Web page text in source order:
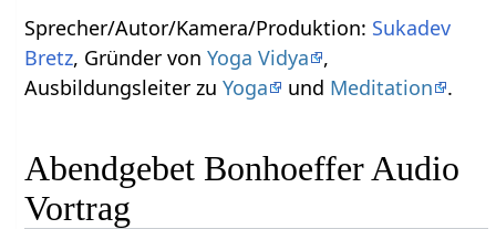
Sprecher/Autor/Kamera/Produktion: Sukadev
Bretz, Gründer vonYoga Vidya
,
Ausbildungsleiter zuYoga und Meditation .
Abendgebet Bonhoeffer Audio
Vortrag